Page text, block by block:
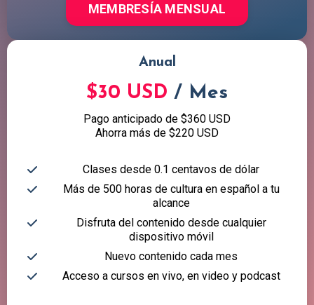
MEMBRESÍA MENSUAL
Anual
$30 USD / Mes
Pago anticipado de $360 USD
Ahorra más de $220 USD
Clases desde 0.1 centavos de dólar
Más de 500 horas de cultura en español a tu
alcance
Disfruta del contenido desde cualquier
dispositivo móvil
Nuevo contenido cada mes
Acceso a cursos en vivo, en video y podcast